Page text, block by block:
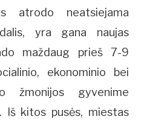
atrodo neatsiejama
yra gana naujas
maždaug prieš 7-9
ekonominio bei
žmonijos gyvenime
Iš kitos pusės, miestas